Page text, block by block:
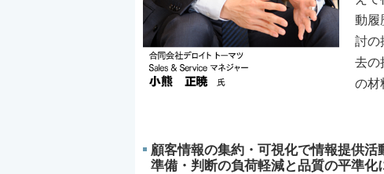
動履
討の
去の
の材
顧客情報の集約・可視化で情報提供活
準備・判断の負荷軽減と品質の平準化